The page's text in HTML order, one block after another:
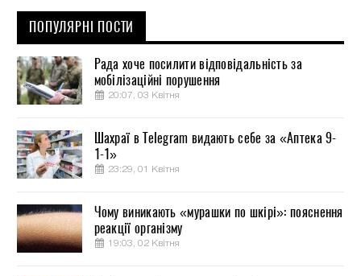
ПОПУЛЯРНІ ПОСТИ
Рада хоче посилити відповідальність за
мобілізаційні порушення
20:07, 03 Квітня
Шахраї в Telegram видають себе за «Аптека 9-
1-1»
23:29, 01 Квітня
Чому виникають «мурашки по шкірі»: пояснення
реакції організму
19:03, 02 Квітня